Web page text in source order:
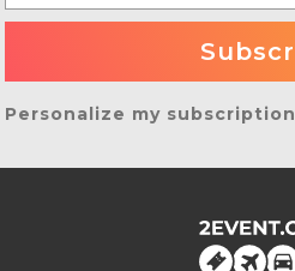
Personalize my subscription